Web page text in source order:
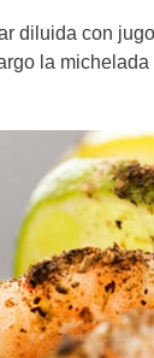
diluida con
la